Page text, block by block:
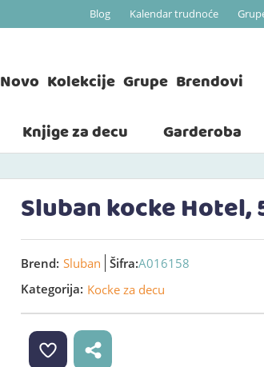
Blog Kalendar trudnoće
Novo Kolekcije Grupe Brendovi
Knjige za decu Garderoba
Sluban kocke Hotel,
Brend: Sluban Šifra:A016158
Kategorija: Kocke za decu